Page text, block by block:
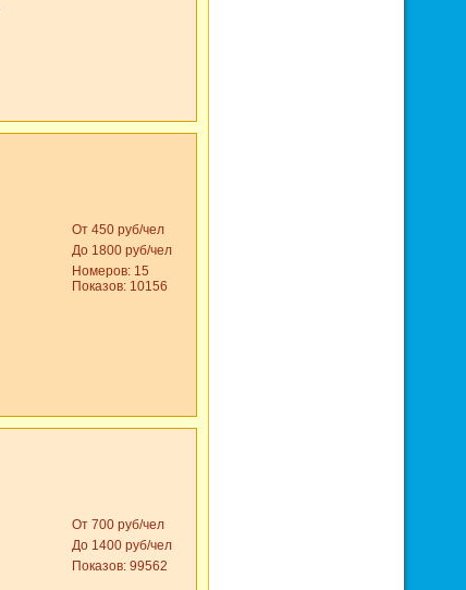
От 450 руб/чел
До 1800 руб/чел
Номеров: 15
Показов: 10156
От 700 руб/чел
До 1400 руб/чел
Показов: 99562